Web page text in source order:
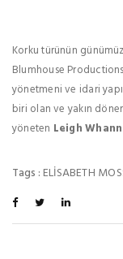
Korku türünün
Blumhouse
yönetmeni ve idari
biri olan ve yakın
yöneten Leigh
Tags : ELISABETH